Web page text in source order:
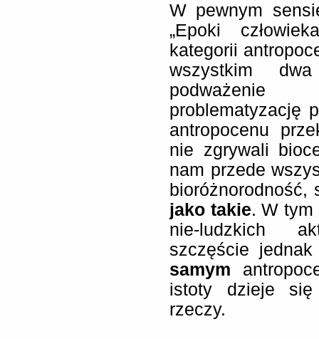
W pewnym
„Epoki
kategorii
wszystkim
podważenie
problematyzację
antropocenu
nie zgrywali
nam przede
bioróżnorodność,
jako takie. W tym
nie-ludzkich
szczęście
samym
istoty dzieje
rzeczy.